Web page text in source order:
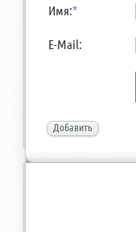
Имя:*
E-Mail:
Добавить